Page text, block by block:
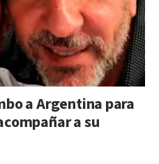
a Argentina para
a su